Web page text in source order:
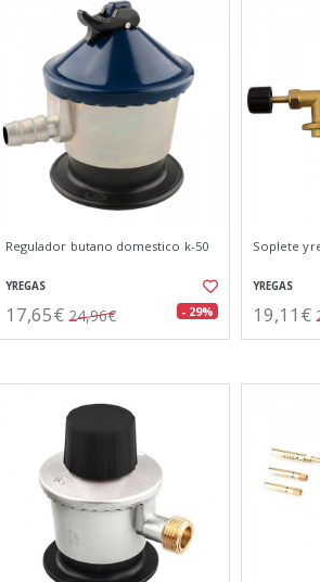
Regulador butano domestico k-50
YREGAS
17,65€ 24,96€ - 29%
Soplete
YREGAS
19,11€